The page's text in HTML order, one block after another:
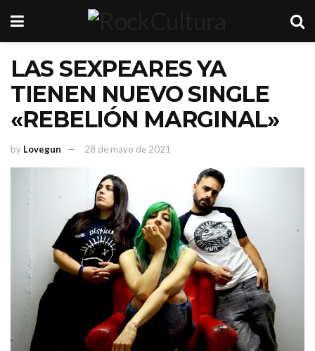
LAS SEXPEARES YA
TIENEN NUEVO SINGLE
«REBELIÓN MARGINAL»
by Lovegun 28 de mayo de 2021